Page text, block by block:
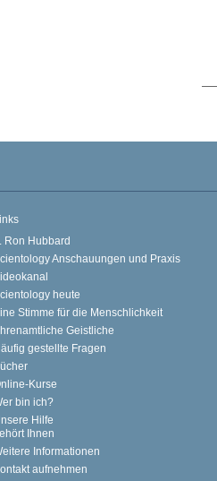
Ron Hubbard
Anschauungen und Praxis
heute
Stimme für die Menschlichkeit
Geistliche
gestellte Fragen
Kurse
bin ich?
Hilfe
Ihnen
Informationen
aufnehmen